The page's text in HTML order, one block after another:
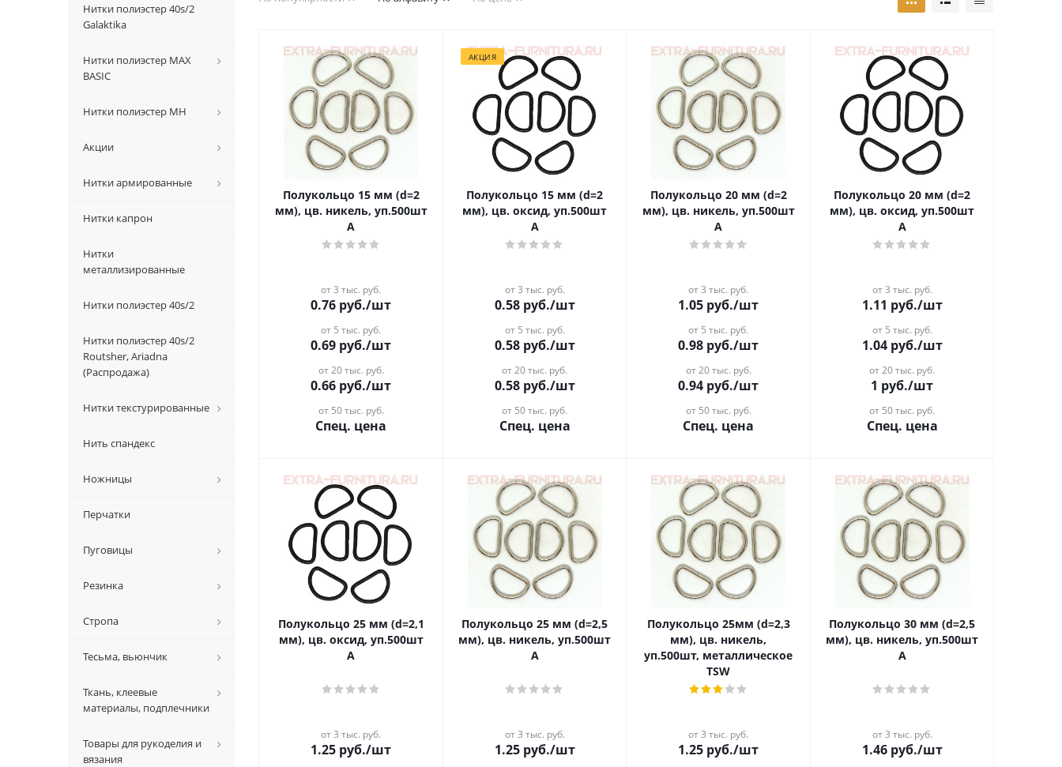
Полукольцо 15 мм (d=2
мм), цв. никель, уп.500шт
А
от 3 тыс. руб.
0.76 руб./шт
от 5 тыс. руб.
0.69 руб./шт
от 20 тыс. руб.
0.66 руб./шт
от 50 тыс. руб.
Спец. цена
АКЦИЯ
Полукольцо 15 мм (d=2
мм), цв. оксид, уп.500шт
А
от 3 тыс. руб.
0.58руб./шт
от 5 тыс. руб.
0.58руб./шт
от 20 тыс. руб.
0.58руб./шт
от 50 тыс. руб.
Спец. цена
Полукольцо 20 мм (d=2
мм), цв. никель, уп.500шт
А
от 3 тыс. руб.
1.05 руб./шт
от 5 тыс. руб.
0.98 руб./шт
от 20 тыс. руб.
0.94 руб./шт
от 50 тыс. руб.
Спец. цена
Полукольцо 20 мм (d=2
мм), цв. оксид, уп.500шт
А
от 3 тыс. руб.
1.11 руб./шт
от 5 тыс. руб.
1.04руб./шт
от 20 тыс. руб.
1 руб./шт
от 50 тыс. руб.
Спец. цена
Полукольцо 25 мм (d=2,1
мм), цв. оксид, уп.500шт
А
от 3 тыс. руб.
1.25 руб./шт
Полукольцо 25 мм (d=2,5
мм), цв. никель, уп.500шт
А
от 3 тыс. руб.
1.25руб./шт
Полукольцо 25мм (d=2,3
мм), цв. никель,
уп.500шт, металлическое
TSW
от 3 тыс. руб.
1.25 руб./шт
Полукольцо 30 мм (d=2,5
мм), цв. никель, уп.500шт
А
от 3 тыс. руб.
1.46руб./шт
Нитки полиэстер 40s/2
Galaktika
Нитки полиэстер MAX
BASIC
Нитки полиэстер MH
Акции
Нитки армированные
Нитки капрон
Нитки
металлизированные
Нитки полиэстер 40s/2
Нитки полиэстер 40s/2
Routsher, Ariadna
(Распродажа)
Нитки текстурированные
Нить спандекс
Ножницы
Перчатки
Пуговицы
Резинка
Стропа
Тесьма, вьюнчик
Ткань, клеевые
материалы, подплечники
Товары для рукоделия и
вязания